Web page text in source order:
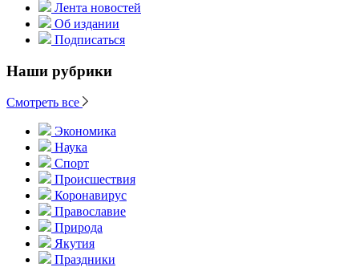
Лента новостей
Об издании
Подписаться
Наши рубрики
Смотреть все
Экономика
Наука
Спорт
Происшествия
Коронавирус
Православие
Природа
Якутия
Праздники